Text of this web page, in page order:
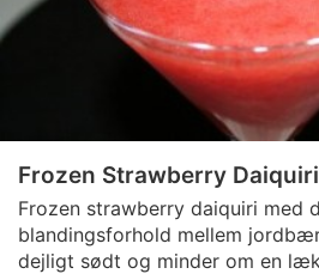
Frozen Strawberry Daiquiri
Frozen strawberry daiquiri med
blandingsforhold mellem
dejligt sødt og minder om en